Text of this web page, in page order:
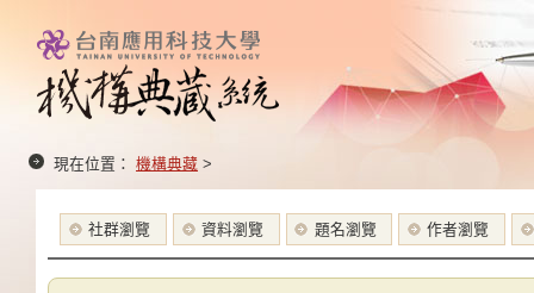
現在位置： 機構典藏 >
社群瀏覽 資料瀏覽 題名瀏覽 作者瀏覽